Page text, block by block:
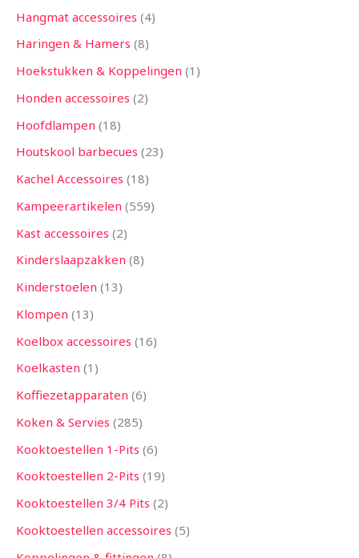
Hangmat accessoires 4
Haringen & Hamers 8
Hoekstukken & Koppelingen 1
Honden accessoires 2
Hoofdlampen 18
Houtskool barbecues 23
Kachel Accessoires 18
Kampeerartikelen 559
Kast accessoires 2
Kinderslaapzakken 8
Kinderstoelen 13
Klompen 13
Koelbox accessoires 16
Koelkasten 1
Koffiezetapparaten 6
Koken & Servies 285
Kooktoestellen 1-Pits 6
Kooktoestellen 2-Pits 19
Kooktoestellen 3/4 Pits 2
Kooktoestellen accessoires 5